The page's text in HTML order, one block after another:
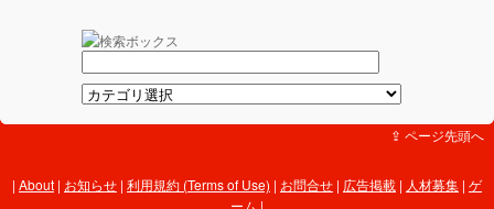
⇪ ページ先頭へ
About | お知らせ | 利用規約 (Terms of Use) | お問合せ | 広告掲載 | 人材募集 | ゲ